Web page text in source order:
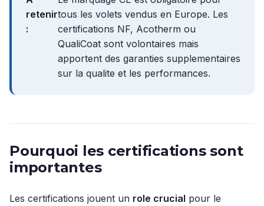
retenir
:
tous les volets vendus en Europe. Les
certifications NF, Acotherm ou
QualiCoat sont volontaires mais
apportent des garanties supplementaires
sur la qualite et les performances.
Pourquoi les certifications sont
importantes
Les certifications jouent un role crucial pour le